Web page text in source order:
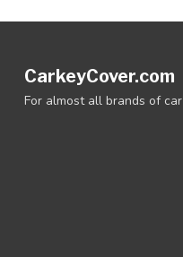
CarkeyCover.com
For almost all brands of car